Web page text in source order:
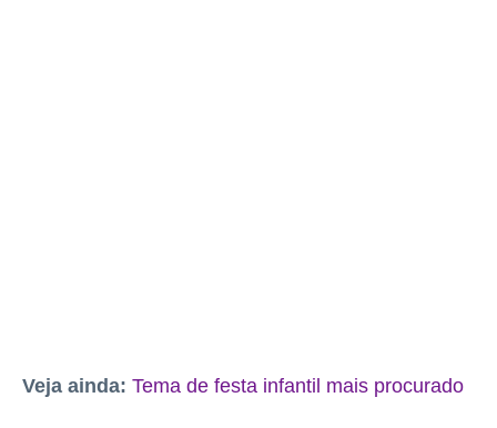
Veja ainda: Tema de festa infantil mais procurado